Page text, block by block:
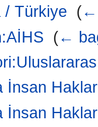
/ Türkiye (←
(←
İnsan
İnsan